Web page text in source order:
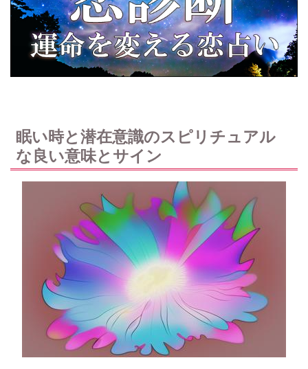
眠い時と潜在意識のスピリチュアル
な良い意味とサイン